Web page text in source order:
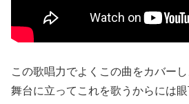
この歌唱力でよくこの曲をカバーし
舞台に立ってこれを歌うからには